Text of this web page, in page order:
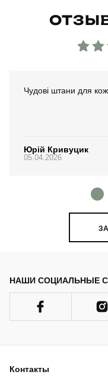
Чудові штани для
Юрій Кривуцик
05.04.2026
НАШИ СОЦИАЛЬНЫЕ
Контакты